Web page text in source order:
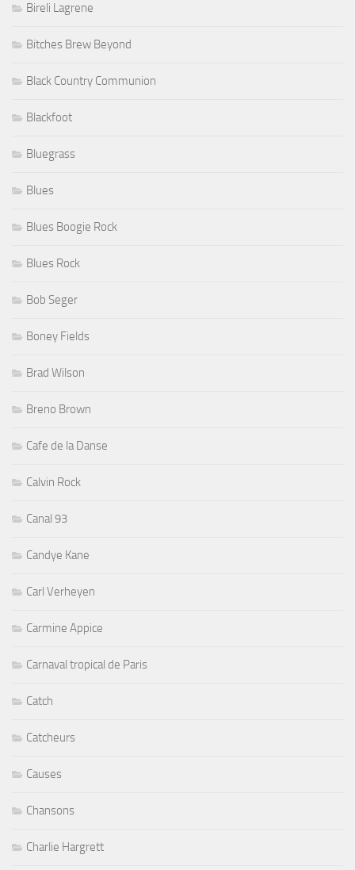
Bireli Lagrene
Bitches Brew Beyond
Black Country Communion
Blackfoot
Bluegrass
Blues
Blues Boogie Rock
Blues Rock
Bob Seger
Boney Fields
Brad Wilson
Breno Brown
Cafe de la Danse
Calvin Rock
Canal 93
Candye Kane
Carl Verheyen
Carmine Appice
Carnaval tropical de Paris
Catch
Catcheurs
Causes
Chansons
Charlie Hargrett